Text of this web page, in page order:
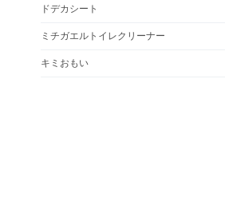
ドデカシート
ミチガエルトイレクリーナー
キミおもい